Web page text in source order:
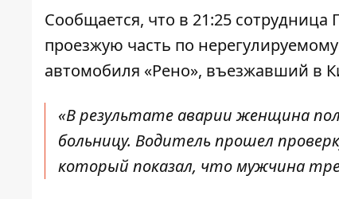
Сообщается, что в 21:25 сотрудница
проезжую часть по
автомобиля «Рено», въезжавший в
«В результате аварии женщина
больницу. Водитель прошел
который показал, что мужчина